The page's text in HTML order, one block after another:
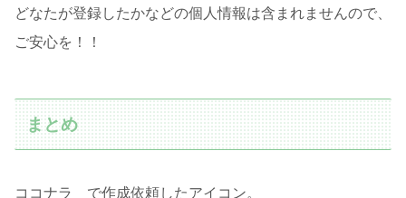
どなたが登録したかなどの個人情報は含まれませんので、
ご安心を！！
まとめ
ココナラ で作成依頼したアイコン。